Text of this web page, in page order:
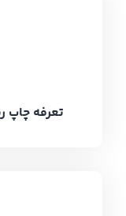
تعرفه چاپ